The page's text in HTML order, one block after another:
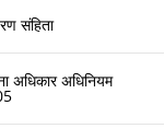
संहिता
अधिकार अधिनियम